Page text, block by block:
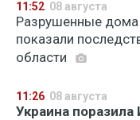
11:52 08 августа
Разрушенные дома
показали
области
11:26 08 августа
Украина